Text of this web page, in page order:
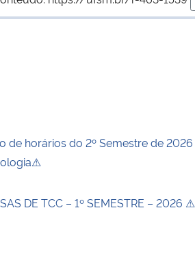
de horários do 2º Semestre de 2026
DE TCC – 1º SEMESTRE – 2026 ⚠